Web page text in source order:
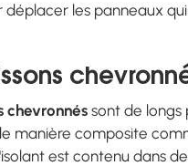
les panneaux qui
chevronnés sont de longs
manière composite
est contenu dans